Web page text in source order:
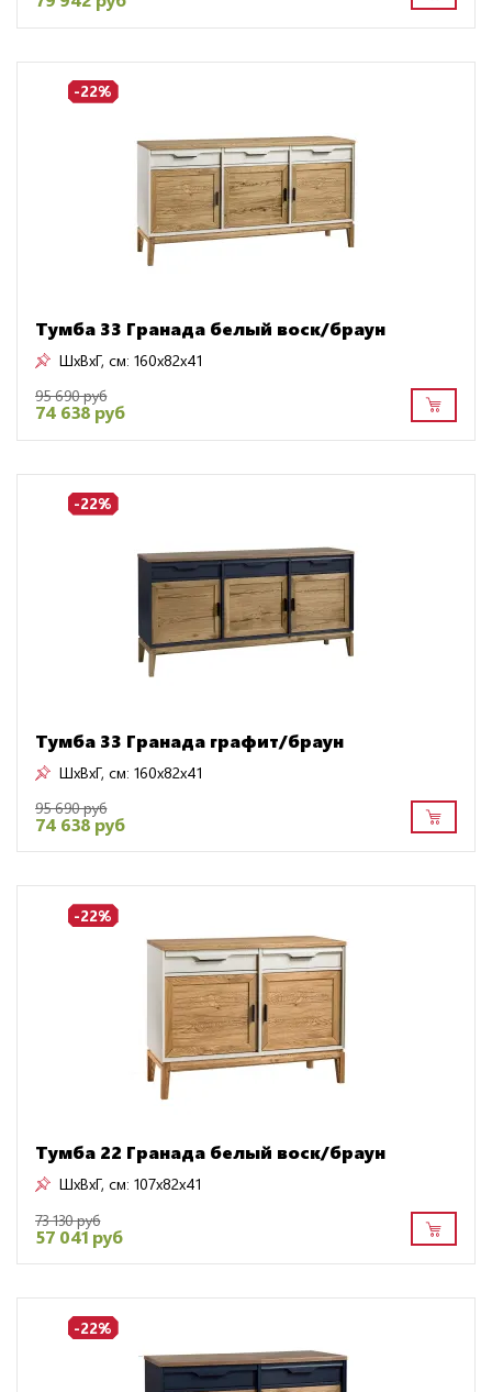
-22%
Тумба 33 Гранада белый воск/браун
ШxВxГ, см: 160x82x41
95 690 руб
74 638 руб
-22%
Тумба 33 Гранада графит/браун
ШxВxГ, см: 160x82x41
95 690 руб
74 638 руб
-22%
Тумба 22 Гранада белый воск/браун
ШxВxГ, см: 107x82x41
73 130 руб
57 041 руб
-22%